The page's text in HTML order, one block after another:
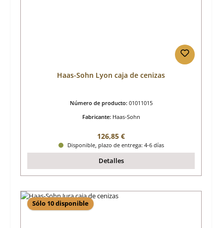
Haas-Sohn Lyon caja de cenizas
Número de producto: 01011015
Fabricante: Haas-Sohn
Precio normal:
126,85 €
Disponible, plazo de entrega: 4-6 días
Detalles
Sólo 10 disponible